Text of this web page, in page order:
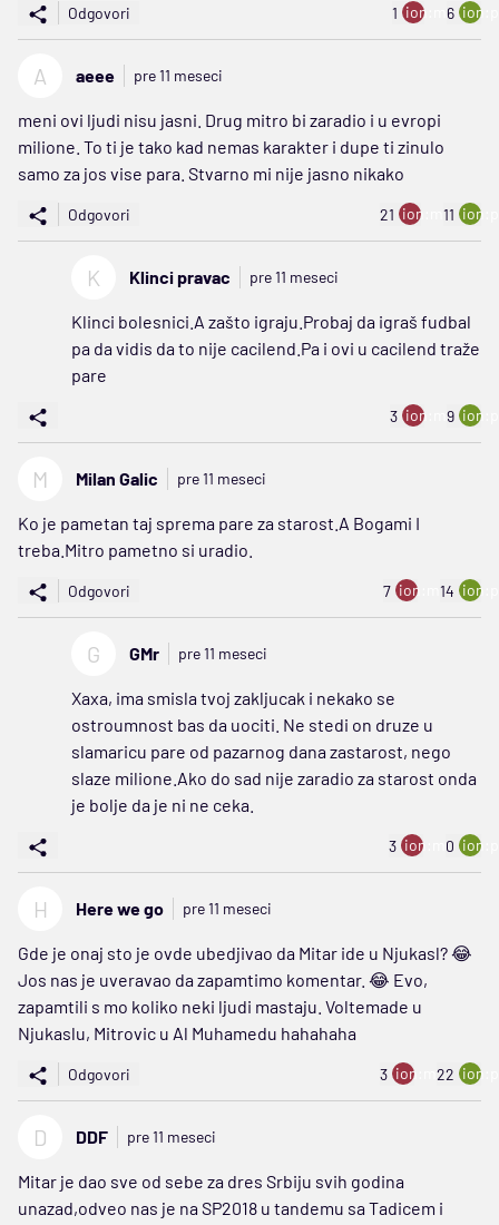
Odgovori 1 ion:minus
6
A aeee pre 11 meseci
meni ovi ljudi nisu jasni. Drug mitro bi zaradio i u evropi
milione. To ti je tako kad nemas karakter i dupe ti zinulo
samo za jos vise para. Stvarno mi nije jasno nikako
Odgovori 21 ion:minus
11
K Klinci pravac pre 11 meseci
Klinci bolesnici.A zašto igraju.Probaj da igraš fudbal
pa da vidis da to nije cacilend.Pa i ovi u cacilend traže
pare
3 ion:minus
9
M Milan Galic pre 11 meseci
Ko je pametan taj sprema pare za starost.A Bogami I
treba.Mitro pametno si uradio.
Odgovori 7 ion:minus
14
G GMr pre 11 meseci
Xaxa, ima smisla tvoj zakljucak i nekako se
ostroumnost bas da uociti. Ne stedi on druze u
slamaricu pare od pazarnog dana zastarost, nego
slaze milione.Ako do sad nije zaradio za starost onda
je bolje da je ni ne ceka.
3 ion:minus
0
H Here we go pre 11 meseci
Gde je onaj sto je ovde ubedjivao da Mitar ide u Njukasl? 😂
Jos nas je uveravao da zapamtimo komentar. 😂 Evo,
zapamtili s mo koliko neki ljudi mastaju. Voltemade u
Njukaslu, Mitrovic u Al Muhamedu hahahaha
Odgovori 3 ion:minus
22
D DDF pre 11 meseci
Mitar je dao sve od sebe za dres Srbiju svih godina
unazad,odveo nas je na SP2018 u tandemu sa Tadicem i